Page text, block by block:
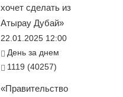
хочет сделать из
Атырау Дубай»
22.01.2025 12:00
День за днем
1119 (40257)
«Правительство